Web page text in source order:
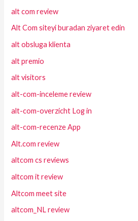
alt com review
Alt Com siteyi buradan ziyaret edin
alt obsluga klienta
alt premio
alt visitors
alt-com-inceleme review
alt-com-overzicht Log in
alt-com-recenze App
Alt.com review
altcom cs reviews
altcom it review
Altcom meet site
altcom_NL review